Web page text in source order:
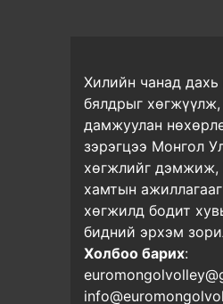
Хилийн чанад
бялдрыг
дамжуулан
зэрэгцээ Монгол
хөгжлийг дэмжиж,
хамтын
хөгжилд бодит
бидний эрхэм
Холбоо барих: